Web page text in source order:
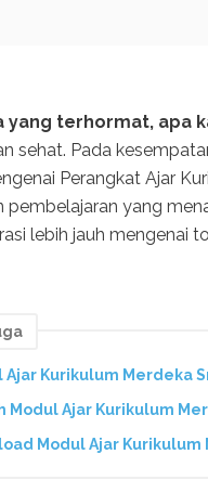
yang terhormat, apa
sehat. Pada
Perangkat Ajar
pembelajaran yang
lebih jauh mengenai
Ajar Kurikulum Merdeka
Modul Ajar Kurikulum
Modul Ajar Kurikulum